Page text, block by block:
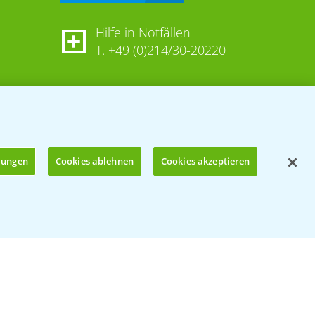
Hilfe in Notfällen
T. +49 (0)214/30-20220
Cookies ablehnen Cookies akzeptieren